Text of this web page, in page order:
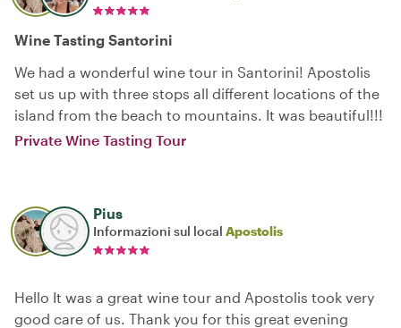
Wine Tasting Santorini
We had a wonderful wine tour in Santorini! Apostolis
set us up with three stops all different locations of the
island from the beach to mountains. It was beautiful!!!
Private Wine Tasting Tour
Pius
Informazioni sul local Apostolis
Hello It was a great wine tour and Apostolis took very
good care of us. Thank you for this great evening